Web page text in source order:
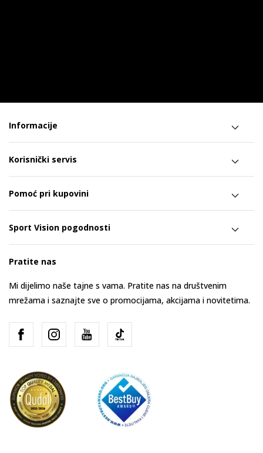
Informacije
Korisnički servis
Pomoć pri kupovini
Sport Vision pogodnosti
Pratite nas
Mi dijelimo naše tajne s vama. Pratite nas na društvenim
mrežama i saznajte sve o promocijama, akcijama i novitetima.